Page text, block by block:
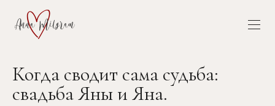
Когда сводит сама судьба:
свадьба Яны и Яна.